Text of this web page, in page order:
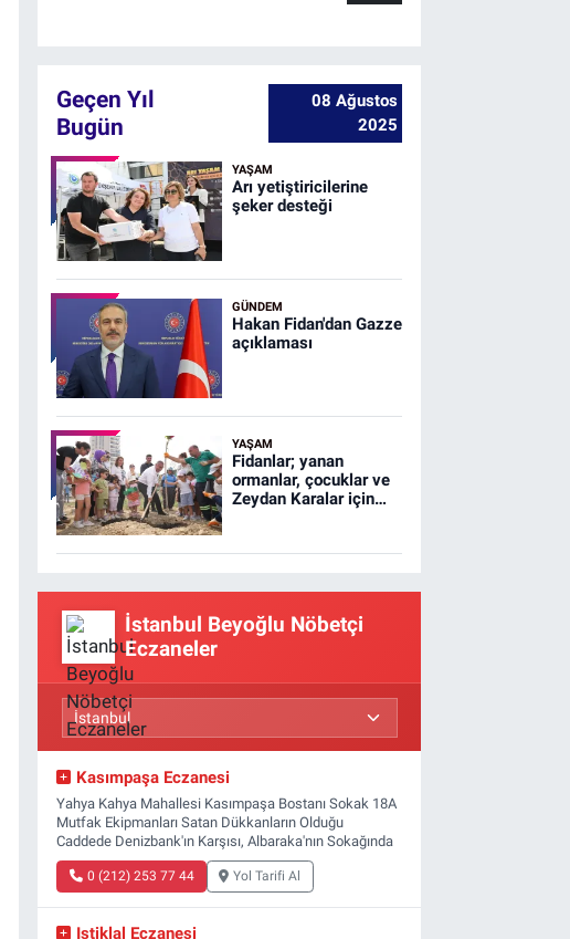
Geçen Yıl
Bugün
08 Ağustos
2025
YAŞAM
Arı yetiştiricilerine
şeker desteği
GÜNDEM
Hakan Fidan'dan Gazze
açıklaması
YAŞAM
Fidanlar; yanan
ormanlar, çocuklar ve
Zeydan Karalar için
İstanbul Beyoğlu Nöbetçi
Eczaneler
Kasımpaşa Eczanesi
Yahya Kahya Mahallesi Kasımpaşa Bostanı Sokak 18A
Mutfak Ekipmanları Satan Dükkanların Olduğu
Caddede Denizbank'ın Karşısı, Albaraka'nın Sokağında
0 (212) 253 77 44 Yol Tarifi Al
Istiklal Eczanesi